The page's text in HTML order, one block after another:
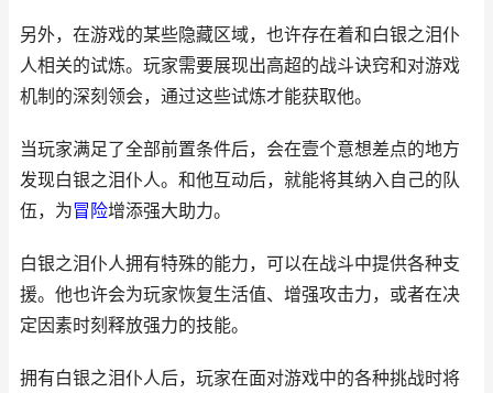
另外，在游戏的某些隐藏区域，也许存在着和白银之泪仆
人相关的试炼。玩家需要展现出高超的战斗诀窍和对游戏
机制的深刻领会，通过这些试炼才能获取他。
当玩家满足了全部前置条件后，会在壹个意想差点的地方
发现白银之泪仆人。和他互动后，就能将其纳入自己的队
伍，为冒险增添强大助力。
白银之泪仆人拥有特殊的能力，可以在战斗中提供各种支
援。他也许会为玩家恢复生活值、增强攻击力，或者在决
定因素时刻释放强力的技能。
拥有白银之泪仆人后，玩家在面对游戏中的各种挑战时将